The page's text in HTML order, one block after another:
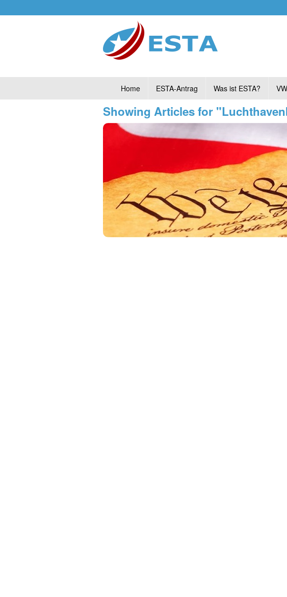
Home ESTA-Antrag Was ist ESTA?
Showing Articles for